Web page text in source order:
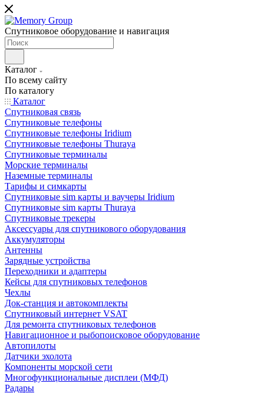
Спутниковое оборудование и навигация
Каталог
По всему сайту
По каталогу
Каталог
Спутниковая связь
Спутниковые телефоны
Спутниковые телефоны Iridium
Спутниковые телефоны Thuraya
Спутниковые терминалы
Морские терминалы
Наземные терминалы
Тарифы и симкарты
Спутниковые sim карты и ваучеры Iridium
Спутниковые sim карты Thuraya
Спутниковые трекеры
Аксессуары для спутникового оборудования
Аккумуляторы
Антенны
Зарядные устройства
Переходники и адаптеры
Кейсы для спутниковых телефонов
Чехлы
Док-станция и автокомплекты
Спутниковый интернет VSAT
Для ремонта спутниковых телефонов
Навигационное и рыбопоисковое оборудование
Автопилоты
Датчики эхолота
Компоненты морской сети
Многофункциональные дисплеи (МФД)
Радары